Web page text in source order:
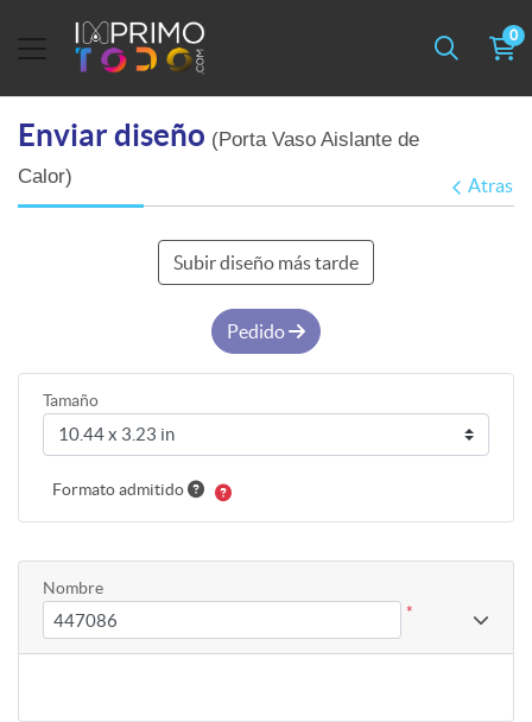
0
Enviar diseño (Porta Vaso Aislante de
Calor)
Atras
Subir diseño más tarde
Pedido
Tamaño
Formato admitido
Nombre
*